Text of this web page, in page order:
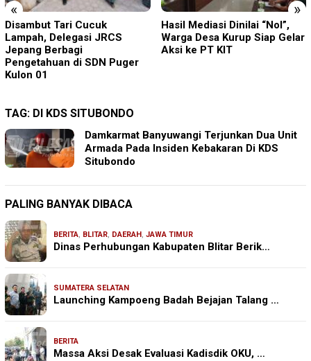
« »
Hasil Mediasi Dinilai “Nol”,
Warga Desa Kurup Siap Gelar
Aksi ke PT KIT
Pisowanan Ageng Hari Jadi
ke-702 Kabupaten Blitar,
Bupati Rijanto Tegaskan
TAG: DI KDS SITUBONDO
Damkarmat Banyuwangi Terjunkan Dua Unit
Armada Pada Insiden Kebakaran Di KDS
Situbondo
PALING BANYAK DIBACA
BERITA, BLITAR, DAERAH , JAWA TIMUR
Dinas Perhubungan Kabupaten Blitar Berik…
SUMATERA SELATAN
Launching Kampoeng Badah Bejajan Talang …
BERITA
Massa Aksi Desak Evaluasi Kadisdik OKU, …